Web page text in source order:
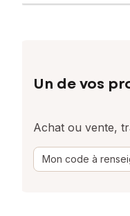
Un de vos
Achat ou vente,
Mon code à